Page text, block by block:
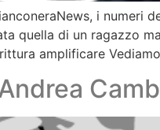
i numeri
quella di un ragazzo
amplificare